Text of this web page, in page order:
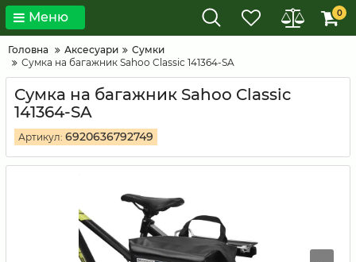
Меню 0
Головна Аксесуари
Сумки
Сумка на багажник Sahoo Classic 141364-SA
Сумка на багажник Sahoo Classic
141364-SA
Артикул: 6920636792749